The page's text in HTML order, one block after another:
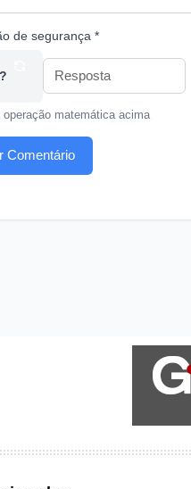
de segurança *
operação matemática acima
Comentário